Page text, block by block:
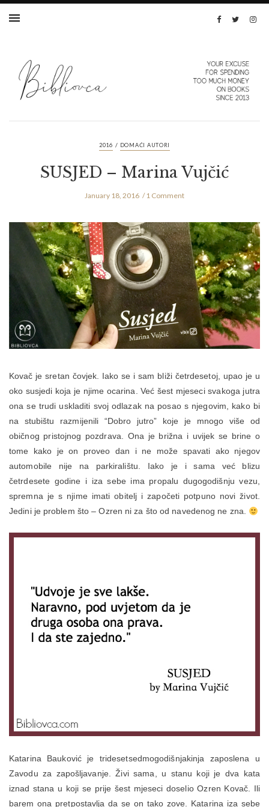
2016 / DOMAĆI AUTORI
SUSJED – Marina Vujčić
January 18, 2016 1 Comment
Kovač je sretan čovjek. Iako se i sam bliži četrdesetoj, upao je u
oko susjedi koja je njime ocarina. Već šest mjeseci svakoga jutra
ona se trudi uskladiti svoj odlazak na posao s njegovim, kako bi
na stubištu razmijenili “Dobro jutro” koje je mnogo više od
običnog pristojnog pozdrava. Ona je brižna i uvijek se brine o
tome kako je on proveo dan i ne može spavati ako njegov
automobile nije na parkiralištu. Iako je i sama već blizu
četrdesete godine i iza sebe ima propalu dugogodišnju vezu,
spremna je s njime imati obitelj i započeti potpuno novi život.
Jedini je problem što – Ozren ni za što od navedenog ne zna.
Katarina Bauković je tridesetsedmogodišnjakinja zaposlena u
Zavodu za zapošljavanje. Živi sama, u stanu koji je dva kata
iznad stana u koji se prije šest mjeseci doselio Ozren Kovač. Ili
barem ona pretpostavlja da se on tako zove. Katarina iza sebe